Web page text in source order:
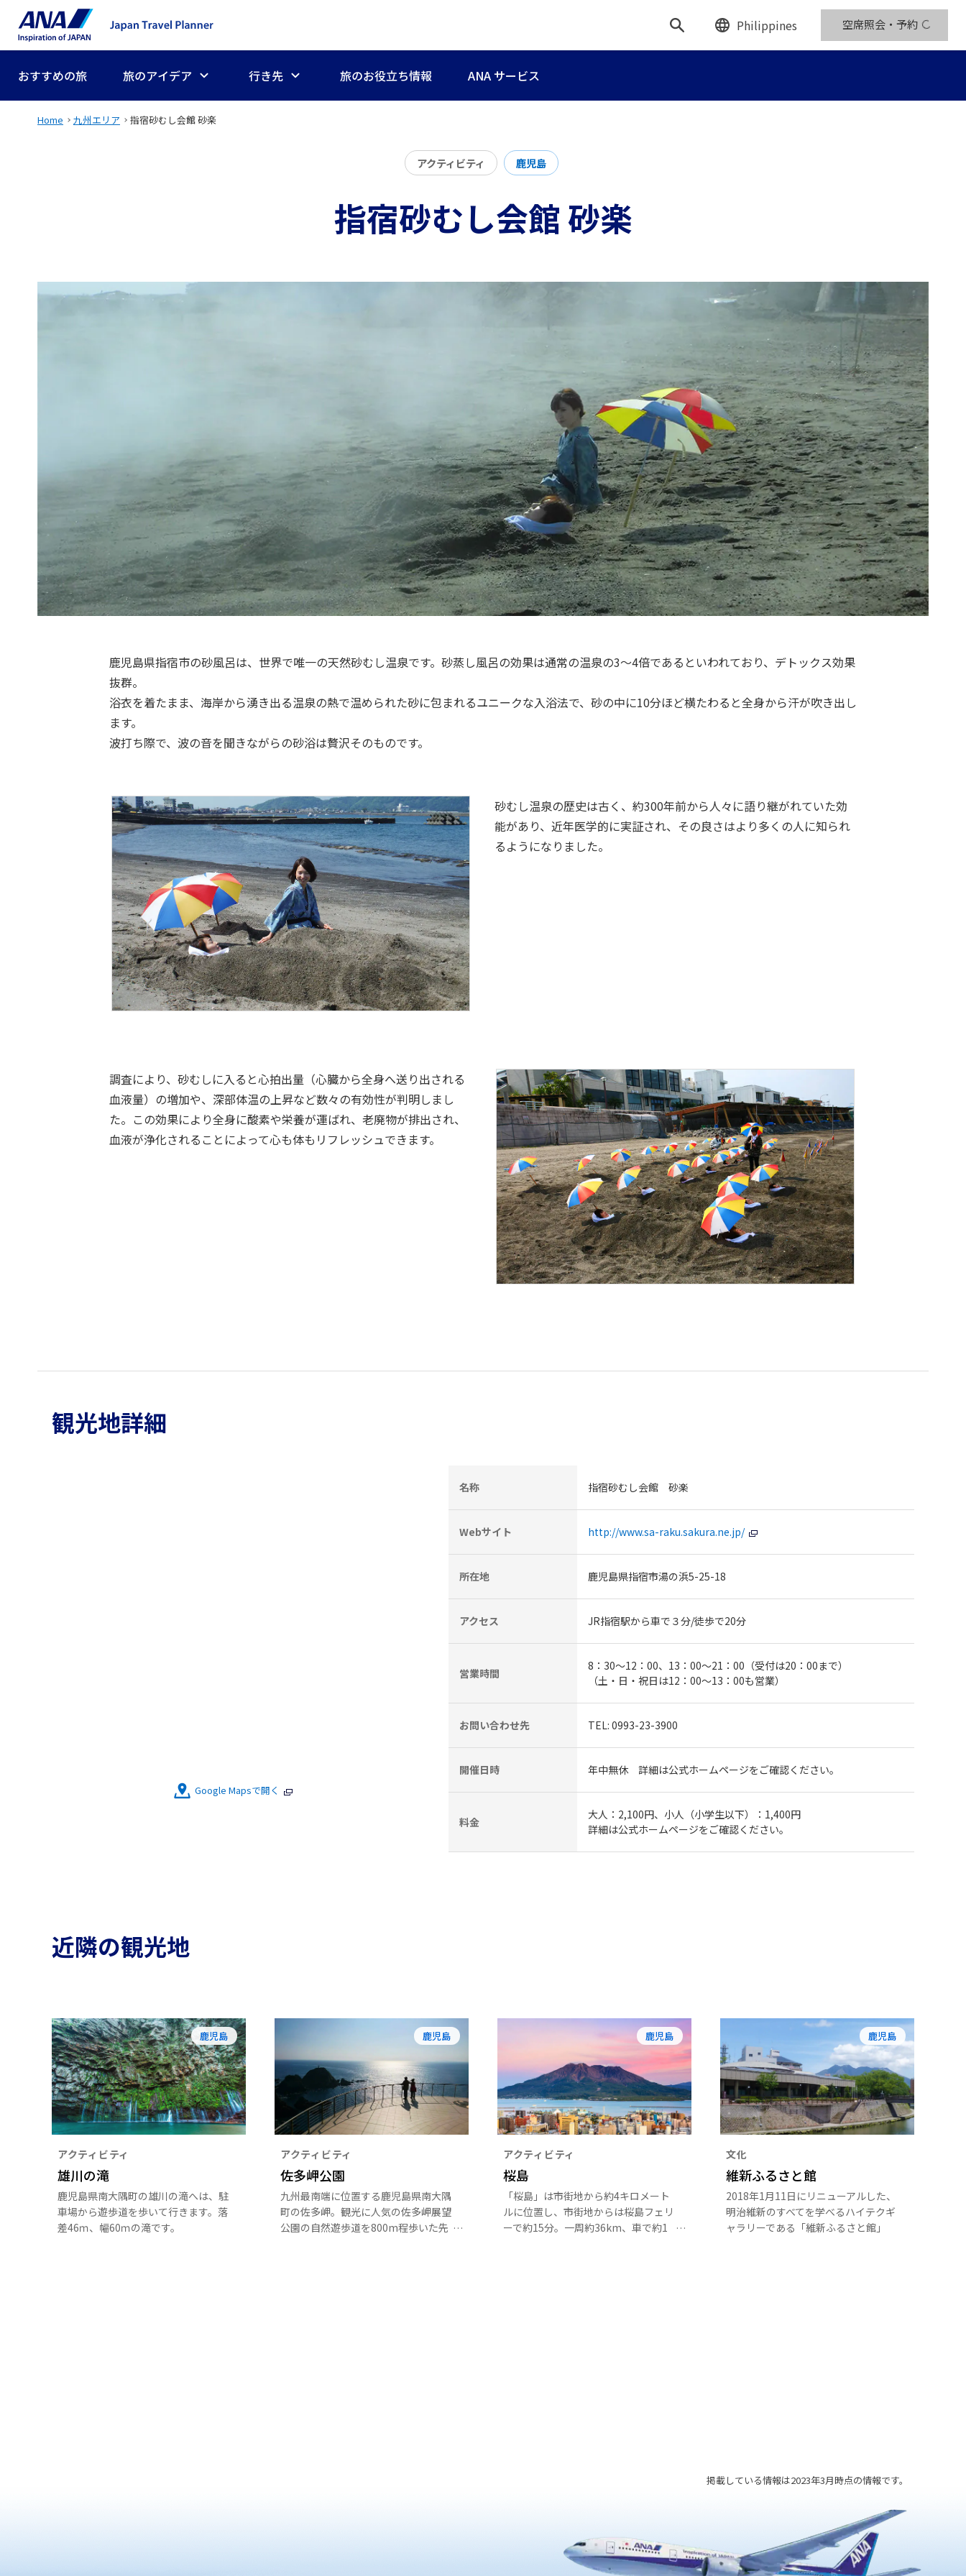
Philippines 空席照会・予約
おすすめの旅 旅のアイデア 行き先 旅のお役立ち情報 ANA サービス
Home 九州エリア 指宿砂むし会館 砂楽
アクティビティ 鹿児島
指宿砂むし会館 砂楽
鹿児島県指宿市の砂風呂は、世界で唯一の天然砂むし温泉です。砂蒸し風呂の効果は通常の温泉の3～4倍であるといわれており、デトックス効果
抜群。
浴衣を着たまま、海岸から湧き出る温泉の熱で温められた砂に包まれるユニークな入浴法で、砂の中に10分ほど横たわると全身から汗が吹き出し
ます。
波打ち際で、波の音を聞きながらの砂浴は贅沢そのものです。
砂むし温泉の歴史は古く、約300年前から人々に語り継がれていた効
能があり、近年医学的に実証され、その良さはより多くの人に知られ
るようになりました。
調査により、砂むしに入ると心拍出量（心臓から全身へ送り出される
血液量）の増加や、深部体温の上昇など数々の有効性が判明しまし
た。この効果により全身に酸素や栄養が運ばれ、老廃物が排出され、
血液が浄化されることによって心も体もリフレッシュできます。
観光地詳細
Google Mapsで開く
名称 指宿砂むし会館 砂楽
Webサイト http://www.sa-raku.sakura.ne.jp/
所在地 鹿児島県指宿市湯の浜5-25-18
アクセス JR指宿駅から車で３分/徒歩で20分
営業時間
8：30～12：00、13：00～21：00（受付は20：00まで）
（土・日・祝日は12：00～13：00も営業）
お問い合わせ先 TEL: 0993-23-3900
開催日時 年中無休 詳細は公式ホームページをご確認ください。
料金
大人：2,100円、小人（小学生以下）：1,400円
詳細は公式ホームページをご確認ください。
近隣の観光地
鹿児島
アクティビティ
雄川の滝
鹿児島県南大隅町の雄川の滝へは、駐
車場から遊歩道を歩いて行きます。落
差46ｍ、幅60ｍの滝です。
鹿児島
アクティビティ
佐多岬公園
九州最南端に位置する鹿児島県南大隅
町の佐多岬。観光に人気の佐多岬展望
公園の自然遊歩道を800m程歩いた先
鹿児島
アクティビティ
桜島
「桜島」は市街地から約4キロメート
ルに位置し、市街地からは桜島フェリ
ーで約15分。一周約36km、車で約1
鹿児島
文化
維新ふるさと館
2018年1月11日にリニューアルした、
明治維新のすべてを学べるハイテクギ
ャラリーである「維新ふるさと館」
掲載している情報は2023年3月時点の情報です。